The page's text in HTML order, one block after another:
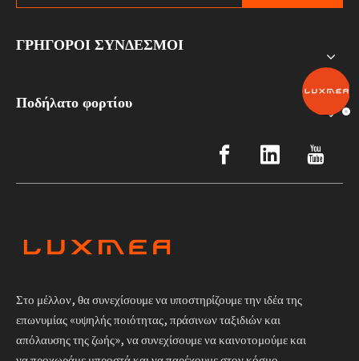
ΓΡΗΓΟΡΟΙ ΣΥΝΔΕΣΜΟΙ
Ποδήλατο φορτίου
Στο μέλλον, θα συνεχίσουμε να υποστηρίζουμε την ιδέα της
επωνυμίας «υψηλής ποιότητας, πράσινων ταξιδιών και
απόλαυσης της ζωής», να συνεχίσουμε να καινοτομούμε και